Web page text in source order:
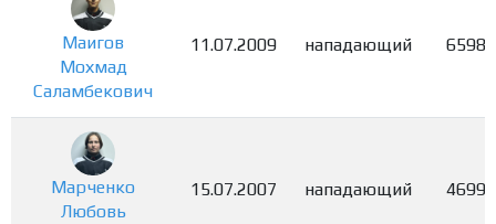
Маигов
Мохмад
Саламбекович
11.07.2009 нападающий 6598
Марченко
Любовь
15.07.2007 нападающий 4699